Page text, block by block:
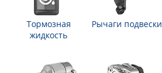
Тормозная
жидкость
Рычаги подвески